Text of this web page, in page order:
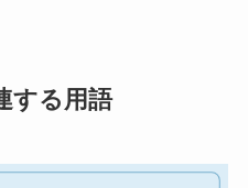
する用語